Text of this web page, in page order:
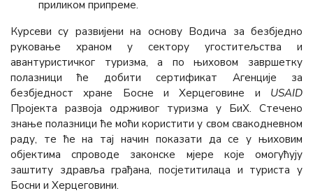
приликом припреме.
Курсеви су развијени на основу Водича за безбједно
руковање храном у сектору угоститељства и
авантуристичког туризма, а по њиховом завршетку
полазници ће добити сертификат Агенције за
безбједност хране Босне и Херцеговине и USAID
Пројекта развоја одрживог туризма у БиХ. Стечено
знање полазници ће моћи користити у свом свакодневном
раду, те ће на тај начин показати да се у њиховим
објектима cпроводе законске мјере које омогућују
заштиту здравља грађана, посјетитилаца и туриста у
Босни и Херцеговини.